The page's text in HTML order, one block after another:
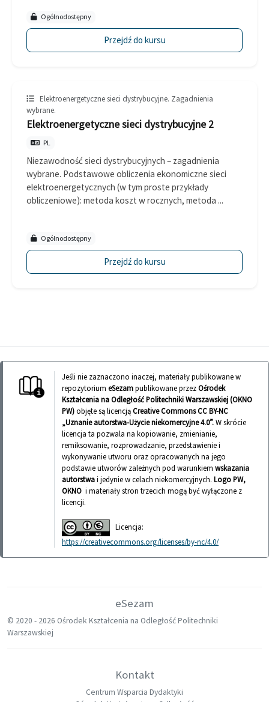
Ogólnodostępny
Przejdź do kursu
Elektroenergetyczne sieci dystrybucyjne. Zagadnienia
wybrane.
Elektroenergetyczne sieci dystrybucyjne 2
PL
Niezawodność sieci dystrybucyjnych – zagadnienia
wybrane. Podstawowe obliczenia ekonomiczne sieci
elektroenergetycznych (w tym proste przykłady
obliczeniowe): metoda koszt w rocznych, metoda ...
Ogólnodostępny
Przejdź do kursu
Jeśli nie zaznaczono inaczej, materiały publikowane w
repozytorium eSezampublikowane przezOśrodek
Kształcenia na Odległość Politechniki Warszawskiej (OKNO
PW)objęte są licencjąCreative Commons CC BY-NC
„Uznanie autorstwa-Użycie niekomercyjne 4.0”.W skrócie
licencja ta pozwala na kopiowanie, zmienianie,
remiksowanie, rozprowadzanie, przedstawienie i
wykonywanie utworu oraz opracowanych na jego
podstawie utworów zależnych pod warunkiem wskazania
autorstwai jedynie w celach niekomercyjnych. Logo PW,
OKNO i materiały stron trzecich mogą być wyłączone z
licencji.
Licencja:
https://creativecommons.org/licenses/by-nc/4.0/
eSezam
© 2020 - 2026 Ośrodek Kształcenia na Odległość Politechniki
Warszawskiej
Kontakt
Centrum Wsparcia Dydaktyki